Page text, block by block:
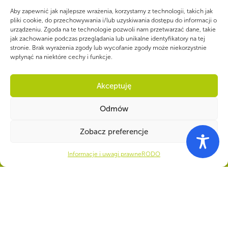
Aby zapewnić jak najlepsze wrażenia, korzystamy z technologii, takich jak
pliki cookie, do przechowywania i/lub uzyskiwania dostępu do informacji o
urządzeniu. Zgoda na te technologie pozwoli nam przetwarzać dane, takie
jak zachowanie podczas przeglądania lub unikalne identyfikatory na tej
stronie. Brak wyrażenia zgody lub wycofanie zgody może niekorzystnie
wpłynąć na niektóre cechy i funkcje.
Akceptuję
Odmów
Zobacz preferencje
Informacje i uwagi prawne RODO
WSPÓLNIE DLA HARCERSKIEJ MISJI
Twoje wsparcie, nasza